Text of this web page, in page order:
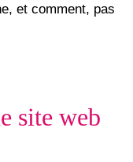
, et comment, pas
site web